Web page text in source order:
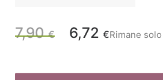
Ducale
7,90€ 6,72 €Il
Rimane